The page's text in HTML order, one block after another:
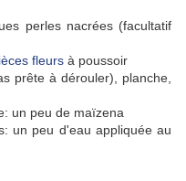
perles nacrées (facultatif
fleurs à poussoir
prête à dérouler), planche,
un peu de maïzena
un peu d'eau appliquée au